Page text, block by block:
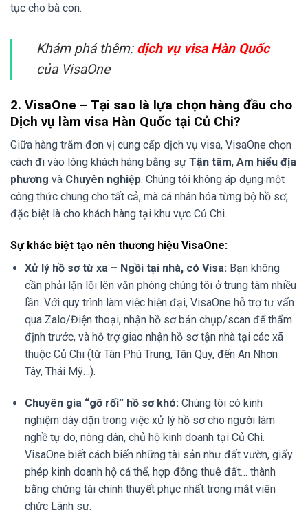
tục cho bà con.
Khám phá thêm: dịch vụ visa Hàn Quốc
của VisaOne
2. VisaOne – Tại sao là lựa chọn hàng đầu cho
Dịch vụ làm visa Hàn Quốc tại Củ Chi?
Giữa hàng trăm đơn vị cung cấp dịch vụ visa, VisaOne chọn
cách đi vào lòng khách hàng bằng sự Tận tâm, Am hiểu địa
phương và Chuyên nghiệp. Chúng tôi không áp dụng một
công thức chung cho tất cả, mà cá nhân hóa từng bộ hồ sơ,
đặc biệt là cho khách hàng tại khu vực Củ Chi.
Sự khác biệt tạo nên thương hiệu VisaOne:
Xử lý hồ sơ từ xa – Ngồi tại nhà, có Visa: Bạn không
cần phải lặn lội lên văn phòng chúng tôi ở trung tâm nhiều
lần. Với quy trình làm việc hiện đại, VisaOne hỗ trợ tư vấn
qua Zalo/Điện thoại, nhận hồ sơ bản chụp/scan để thẩm
định trước, và hỗ trợ giao nhận hồ sơ tận nhà tại các xã
thuộc Củ Chi (từ Tân Phú Trung, Tân Quy, đến An Nhơn
Tây, Thái Mỹ…).
Chuyên gia “gỡ rối” hồ sơ khó: Chúng tôi có kinh
nghiệm dày dặn trong việc xử lý hồ sơ cho người làm
nghề tự do, nông dân, chủ hộ kinh doanh tại Củ Chi.
VisaOne biết cách biến những tài sản như đất vườn, giấy
phép kinh doanh hộ cá thể, hợp đồng thuê đất… thành
bằng chứng tài chính thuyết phục nhất trong mắt viên
chức Lãnh sự.